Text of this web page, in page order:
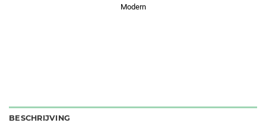
Modern
BESCHRIJVING